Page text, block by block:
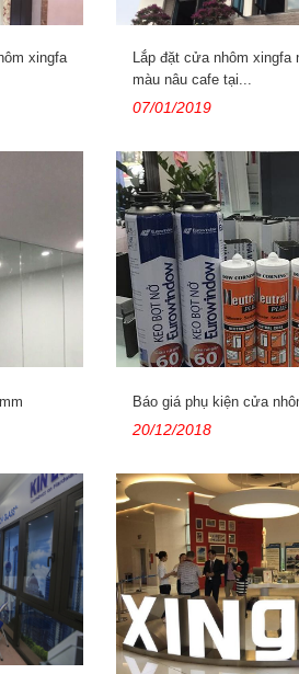
xingfa
Lắp đặt cửa nhôm xingfa
màu nâu cafe tại...
07/01/2019
Báo giá phụ kiện cửa
20/12/2018